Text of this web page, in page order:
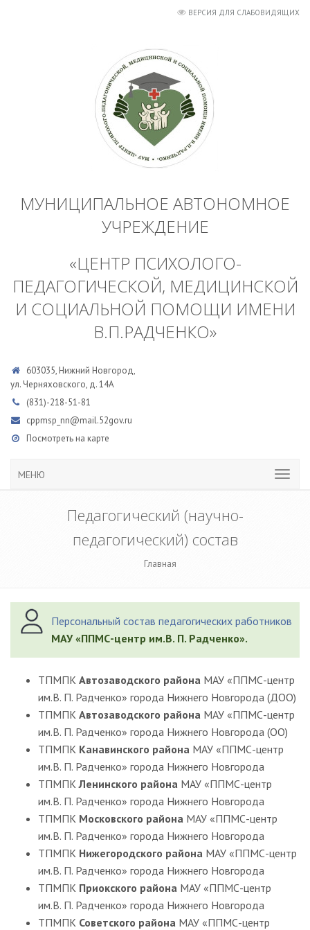
ВЕРСИЯ ДЛЯ СЛАБОВИДЯЩИХ
МУНИЦИПАЛЬНОЕ АВТОНОМНОЕ
УЧРЕЖДЕНИЕ
«ЦЕНТР ПСИХОЛОГО-
ПЕДАГОГИЧЕСКОЙ, МЕДИЦИНСКОЙ
И СОЦИАЛЬНОЙ ПОМОЩИ ИМЕНИ
В.П.РАДЧЕНКО»
603035, Нижний Новгород,
ул. Черняховского, д. 14А
(831)-218-51-81
cppmsp_nn@mail.52gov.ru
Посмотреть на карте
МЕНЮ
Педагогический (научно-
педагогический) состав
Главная
Персональный состав педагогических работников
МАУ «ППМС-центр им.В. П. Радченко».
ТПМПК Автозаводского района МАУ «ППМС-центр
им.В. П. Радченко» города Нижнего Новгорода (ДОО)
ТПМПК Автозаводского района МАУ «ППМС-центр
им.В. П. Радченко» города Нижнего Новгорода (ОО)
ТПМПК Канавинского района МАУ «ППМС-центр
им.В. П. Радченко» города Нижнего Новгорода
ТПМПКЛенинского района МАУ «ППМС-центр
им.В. П. Радченко» города Нижнего Новгорода
ТПМПК Московского района МАУ «ППМС-центр
им.В. П. Радченко» города Нижнего Новгорода
ТПМПК Нижегородского района МАУ «ППМС-центр
им.В. П. Радченко» города Нижнего Новгорода
ТПМПК Приокского района МАУ «ППМС-центр
им.В. П. Радченко» города Нижнего Новгорода
ТПМПК Советского района МАУ «ППМС-центр